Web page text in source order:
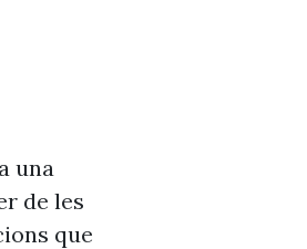
una
de les
que